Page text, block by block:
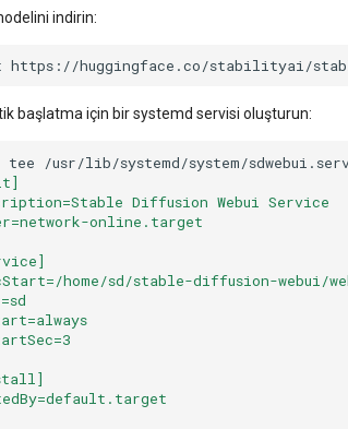
indirin:
https://huggingface.co/stabilityai/
başlatma için bir systemd servisi oluşturun:
tee /usr/lib/systemd/system/
Diffusion Webui Service
online.target
home/sd/stable-diffusion-webui/